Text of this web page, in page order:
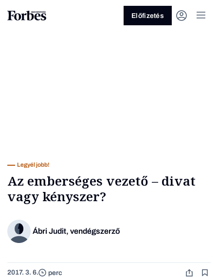
Üzlet
Előfizetés
Legyél jobb!
Az emberséges vezető – divat
vagy kényszer?
Ábri Judit, vendégszerző
2017. 3. 6. perc